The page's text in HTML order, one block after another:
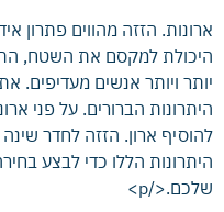
ארונות. הזזה מהווים פתרון
היכולת למקסם את השטח,
יותר ויותר אנשים מעדיפים.
היתרונות הברורים. על פני
להוסיף ארון. הזזה לחדר
היתרונות הללו כדי לבצע
שלכם.</p>